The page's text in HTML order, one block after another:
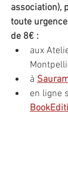
association),
toute
de 8€ :
aux
à
en ligne